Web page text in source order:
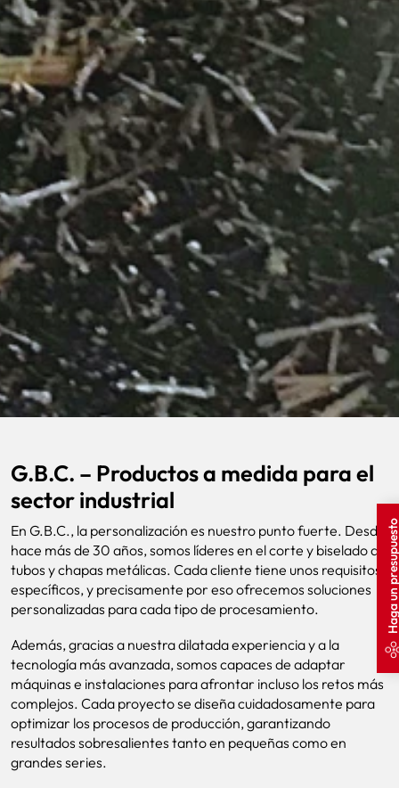
Haga un
G.B.C. – Productos a medida para el
sector industrial
En G.B.C., la personalización es nuestro punto fuerte. Desde
hace más de 30 años, somos líderes en el corte y biselado de
tubos y chapas metálicas. Cada cliente tiene unos requisitos
específicos, y precisamente por eso ofrecemos soluciones
personalizadas para cada tipo de procesamiento.
Además, gracias a nuestra dilatada experiencia y a la
tecnología más avanzada, somos capaces de adaptar
máquinas e instalaciones para afrontar incluso los retos más
complejos. Cada proyecto se diseña cuidadosamente para
optimizar los procesos de producción, garantizando
resultados sobresalientes tanto en pequeñas como en
grandes series.